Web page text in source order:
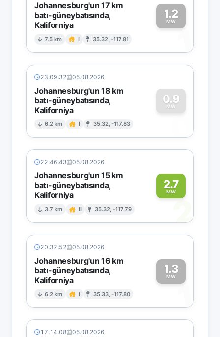
Johannesburg'un 17 km
batı-güneybatısında,
Kaliforniya
7.5 km I 35.32, -117.81
1.2
MW
1
23:09:32 05.08.2026
Johannesburg'un 18 km
batı-güneybatısında,
Kaliforniya
6.2 km I 35.32, -117.83
0.9
MW
0
22:46:43 05.08.2026
Johannesburg'un 15 km
batı-güneybatısında,
Kaliforniya
3.7 km II 35.32, -117.79
2.7
MW
2
20:32:52 05.08.2026
Johannesburg'un 16 km
batı-güneybatısında,
Kaliforniya
6.2 km I 35.33, -117.80
1.3
MW
1
17:14:08 05.08.2026